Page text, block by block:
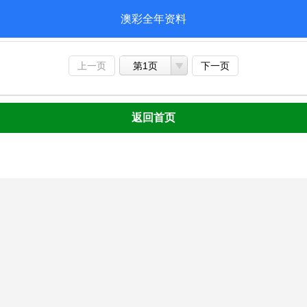
澳彩全年资料
上一页 第1页 下一页
返回首页